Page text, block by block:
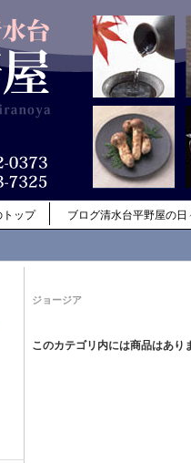
ップ ブログ清水台平野屋の日
ジョージア
このカテゴリ内には商品はあり